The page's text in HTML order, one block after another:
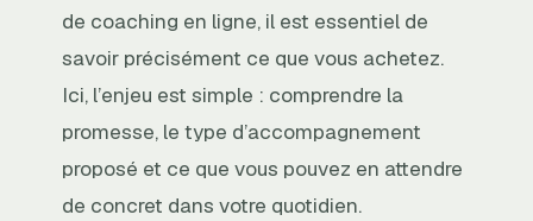
de coaching en ligne, il est essentiel de
savoir précisément ce que vous achetez.
Ici, l’enjeu est simple : comprendre la
promesse, le type d’accompagnement
proposé et ce que vous pouvez en attendre
de concret dans votre quotidien.